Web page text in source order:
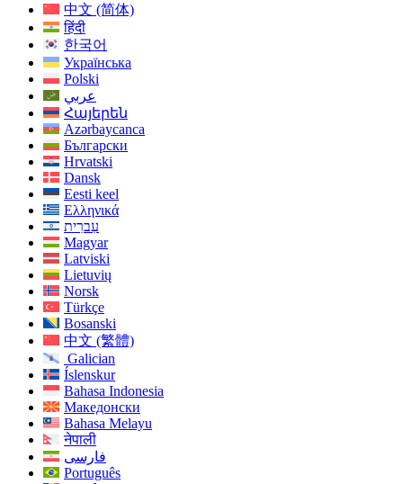
中文 (简体)
हिंदी
한국어
Українська
Polski
عربي
Հայերեն
Azərbaycanca
Български
Hrvatski
Dansk
Eesti keel
Ελληνικά
עִברִית
Magyar
Latviski
Lietuvių
Norsk
Türkçe
Bosanski
中文 (繁體)
Galician
Íslenskur
Bahasa Indonesia
Македонски
Bahasa Melayu
नेपाली
فارسی
Português